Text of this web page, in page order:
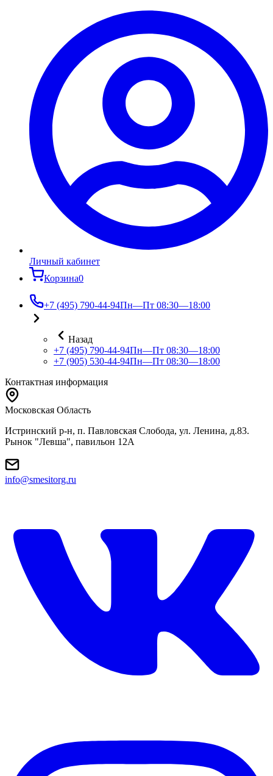
Личный кабинет
Корзина0
+7 (495) 790-44-94Пн—Пт 08:30—18:00
Назад
+7 (495) 790-44-94Пн—Пт 08:30—18:00
+7 (905) 530-44-94Пн—Пт 08:30—18:00
Контактная информация
Московская Область
Истринский р-н, п. Павловская Слобода, ул. Ленина, д.83.
Рынок "Левша", павильон 12A
info@smesitorg.ru